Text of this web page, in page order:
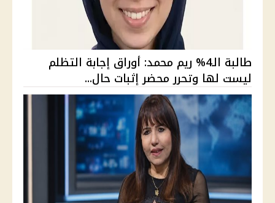
طالبة الـ4% ريم محمد: أوراق إجابة التظلم
ليست لها وتحرر محضر إثبات حال...